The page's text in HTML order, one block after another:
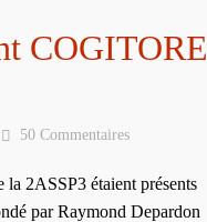
COGITORE
50 Commentaires
la 2ASSP3 étaient présents
par Raymond Depardon